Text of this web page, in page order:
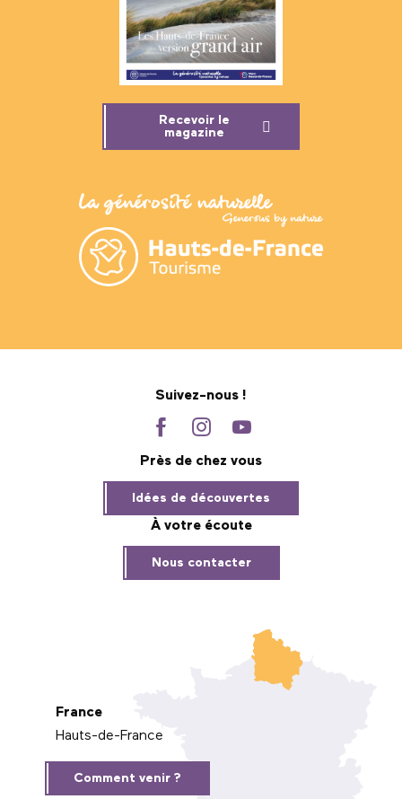
Recevoir le
magazine
Suivez-nous !
Près de chez vous
Idées de découvertes
À votre écoute
Nous contacter
France
Hauts-de-France
Comment venir ?